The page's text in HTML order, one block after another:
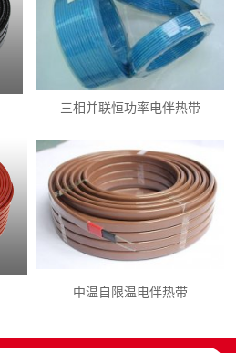
三相并联恒功率电伴热带
中温自限温电伴热带